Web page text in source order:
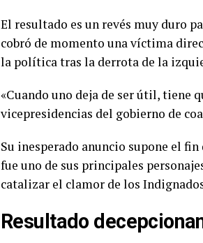
El resultado es un revés muy duro
cobró de momento una víctima
la política tras la derrota de la
«Cuando uno deja de ser útil, tiene
vicepresidencias del gobierno de
Su inesperado anuncio supone el
fue uno de sus principales
catalizar el clamor de los
Resultado